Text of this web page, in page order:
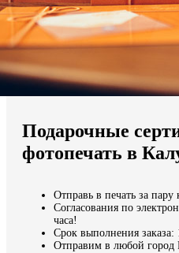
Мы доставляем по всему миру
Продолжить без города
Подарочные
фотопечать в
Отправь в печать за пару
Согласования по
часа!
Срок выполнения заказа:
Отправим в любой